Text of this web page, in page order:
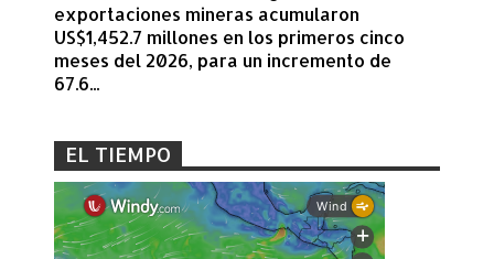
exportaciones mineras acumularon
US$1,452.7 millones en los primeros cinco
meses del 2026, para un incremento de
67.6...
EL TIEMPO